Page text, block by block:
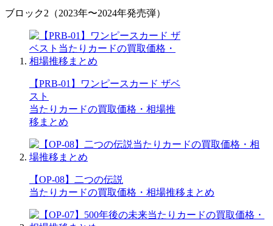
ブロック2（2023年〜2024年発売弾）
【PRB-01】ワンピースカード ザベ
スト
当たりカードの買取価格・相場推
移まとめ
【OP-08】二つの伝説
当たりカードの買取価格・相場推移まとめ